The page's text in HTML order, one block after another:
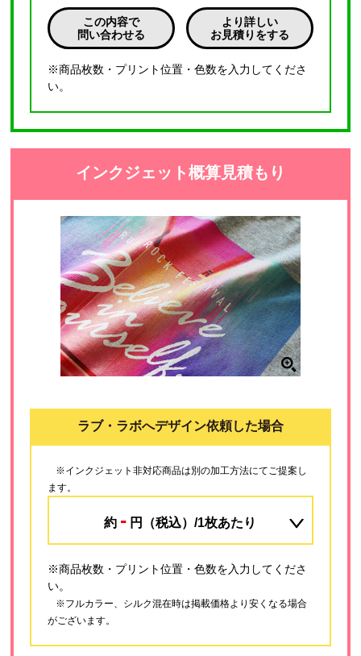
この内容で
問い合わせる
より詳しい
お見積りをする
※商品枚数・プリント位置・色数を入力してくださ
い。
インクジェット概算見積もり
ラブ・ラボへデザイン依頼した場合
※インクジェット非対応商品は別の加工方法にてご提案し
ます。
約 - 円（税込）/1枚あたり
※商品枚数・プリント位置・色数を入力してくださ
い。
※フルカラー、シルク混在時は掲載価格より安くなる場合
がございます。